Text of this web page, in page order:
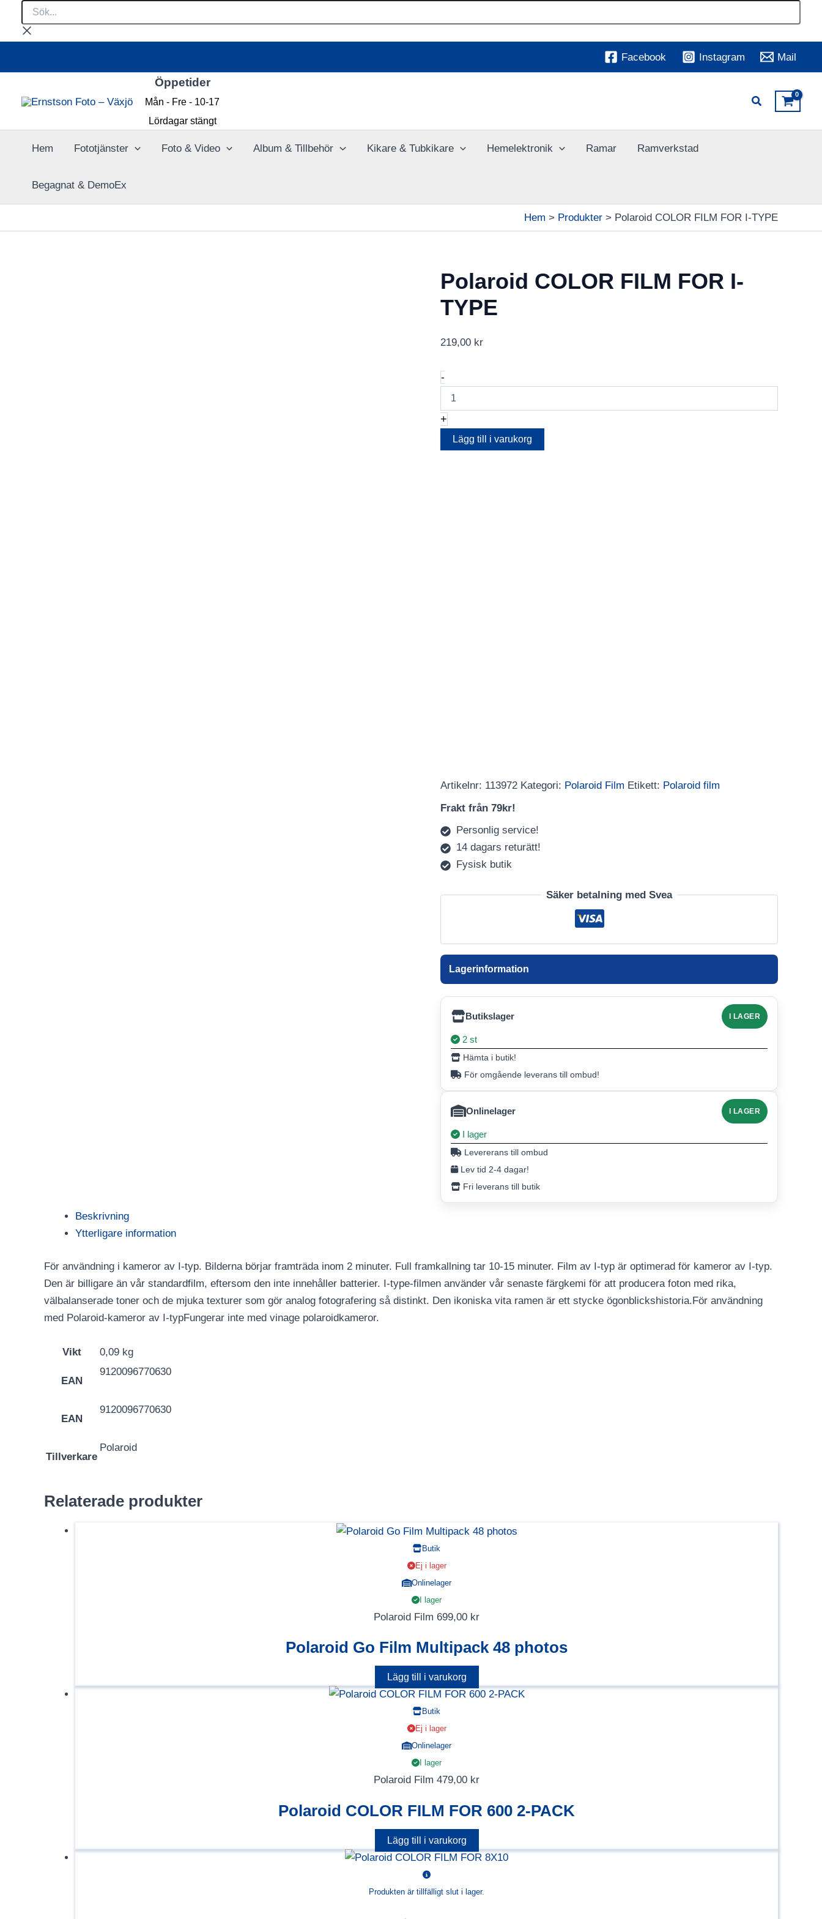
innehåll
Sök...
Facebook Instagram Mail
Öppetider
Mån - Fre - 10-17
Lördagar stängt
Hem Fototjänster Foto & Video Album & Tillbehör Kikare & Tubkikare Hemelektronik Ramar Ramverkstad
Begagnat & DemoEx
Hem Produkter Polaroid COLOR FILM FOR I-TYPE
Polaroid COLOR FILM FOR I-
TYPE
219,00 kr
-Polaroid
COLOR
FILM
FOR
I-
TYPE
mängd
+
Lägg till i varukorg
Artikelnr: 113972 Kategori: Polaroid Film Etikett: Polaroid film
Frakt från 79kr!
Personlig service!
14 dagars returätt!
Fysisk butik
Säker betalning med Svea
Lagerinformation
Butikslager I LAGER
2 st
Hämta i butik!
För omgående leverans till ombud!
Onlinelager I LAGER
I lager
Levererans till ombud
Lev tid 2-4 dagar!
Fri leverans till butik
Beskrivning
Ytterligare information
För användning i kameror av I-typ. Bilderna börjar framträda inom 2 minuter. Full framkallning tar 10-15 minuter. Film av I-typ är optimerad för kameror av I-typ.
Den är billigare än vår standardfilm, eftersom den inte innehåller batterier. I-type-filmen använder vår senaste färgkemi för att producera foton med rika,
välbalanserade toner och de mjuka texturer som gör analog fotografering så distinkt. Den ikoniska vita ramen är ett stycke ögonblickshistoria.För användning
med Polaroid-kameror av I-typFungerar inte med vinage polaroidkameror.
Vikt 0,09 kg
EAN
9120096770630
EAN
9120096770630
Tillverkare
Polaroid
Relaterade produkter
Butik
Ej i lager
Onlinelager
I lager
Polaroid Film 699,00 kr
Polaroid Go Film Multipack 48 photos
Lägg till i varukorg
Butik
Ej i lager
Onlinelager
I lager
Polaroid Film 479,00 kr
Polaroid COLOR FILM FOR 600 2-PACK
Lägg till i varukorg
Produkten är tillfälligt slut i lager.